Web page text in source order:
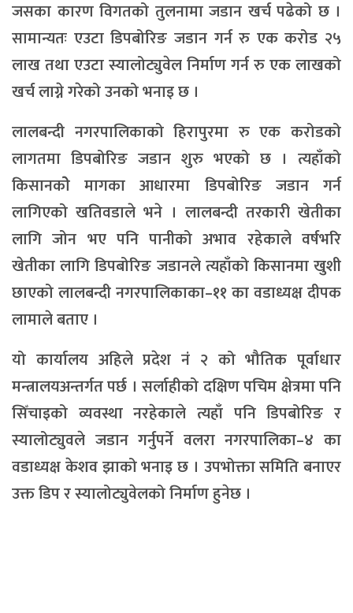
जसका कारण विगतको तुलनामा जडान खर्च पढेको छ ।
सामान्यतः एउटा डिपबोरिङ जडान गर्न रु एक करोड २५
लाख तथा एउटा स्यालोट्युवेल निर्माण गर्न रु एक लाखको
खर्च लाग्ने गरेको उनको भनाइ छ ।
लालबन्दी नगरपालिकाको हिरापुरमा रु एक करोडको
लागतमा डिपबोरिङ जडान शुरु भएको छ । त्यहाँको
किसानकोे मागका आधारमा डिपबोरिङ जडान गर्न
लागिएको खतिवडाले भने । लालबन्दी तरकारी खेतीका
लागि जोन भए पनि पानीको अभाव रहेकाले वर्षभरि
खेतीका लागि डिपबोरिङ जडानले त्यहाँको किसानमा खुशी
छाएको लालबन्दी नगरपालिकाका–११ का वडाध्यक्ष दीपक
लामाले बताए ।
यो कार्यालय अहिले प्रदेश नं २ को भौतिक पूर्वाधार
मन्त्रालयअन्तर्गत पर्छ । सर्लाहीको दक्षिण पचिम क्षेत्रमा पनि
सिँचाइको व्यवस्था नरहेकाले त्यहाँ पनि डिपबोरिङ र
स्यालोट्युवले जडान गर्नुपर्ने वलरा नगरपालिका–४ का
वडाध्यक्ष केशव झाको भनाइ छ । उपभोक्ता समिति बनाएर
उक्त डिप र स्यालोट्युवेलको निर्माण हुनेछ ।